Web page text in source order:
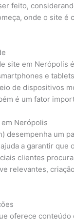
feito,
onde o site é
site em
e
de dispositivos
é um fator
em Nerópolis
desempenha um
a garantir
clientes
relevantes,
oferece